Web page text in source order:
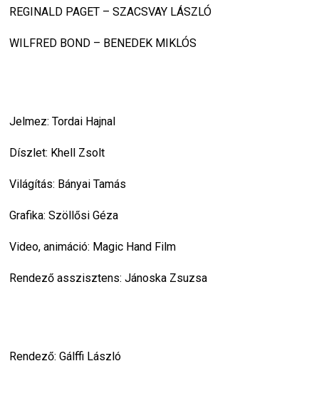
REGINALD PAGET – SZACSVAY LÁSZLÓ
WILFRED BOND – BENEDEK MIKLÓS
Jelmez: Tordai Hajnal
Díszlet: Khell Zsolt
Világítás: Bányai Tamás
Grafika: Szöllősi Géza
Video, animáció: Magic Hand Film
Rendező asszisztens: Jánoska Zsuzsa
Rendező: Gálffi László